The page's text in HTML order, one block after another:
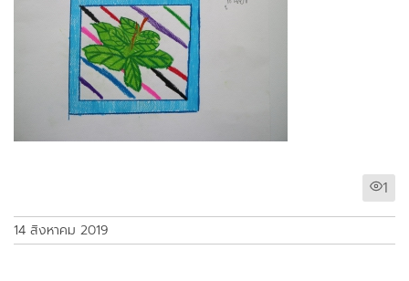
1
14 สิงหาคม 2019